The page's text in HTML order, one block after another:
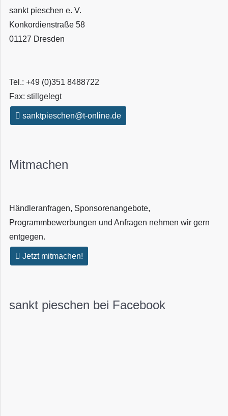
sankt pieschen e. V.
Konkordienstraße 58
01127 Dresden
Tel.: +49 (0)351 8488722
Fax: stillgelegt
sanktpieschen@t-online.de
Mitmachen
Händleranfragen, Sponsorenangebote,
Programmbewerbungen und Anfragen nehmen wir gern
entgegen.
Jetzt mitmachen!
sankt pieschen bei Facebook